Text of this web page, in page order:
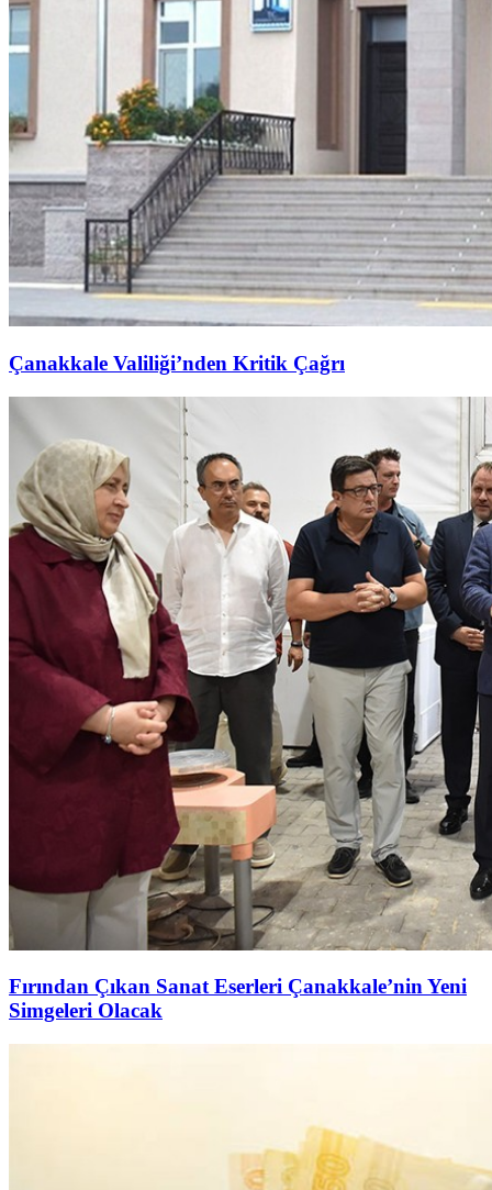
Çanakkale Valiliği’nden Kritik Çağrı
Fırından Çıkan Sanat Eserleri Çanakkale’nin Yeni
Simgeleri Olacak